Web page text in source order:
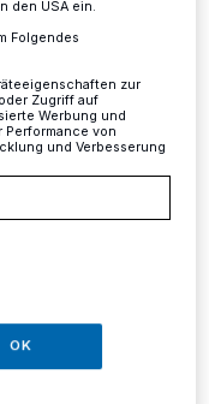
am Samstag, 12.
her. Die Kinder
den USA ein.
Folgendes
zur
Zugriff auf
Werbung und
Performance von
und Verbesserung
OK